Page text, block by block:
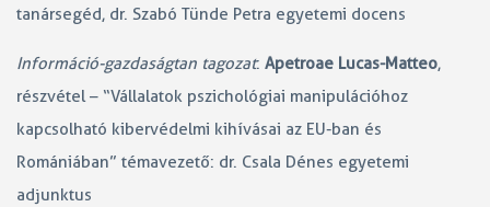
tanársegéd, dr. Szabó Tünde Petra egyetemi docens
Információ-gazdaságtan tagozat: Apetroae Lucas-Matteo,
részvétel – “Vállalatok pszichológiai manipulációhoz
kapcsolható kibervédelmi kihívásai az EU-ban és
Romániában” témavezető: dr. Csala Dénes egyetemi
adjunktus